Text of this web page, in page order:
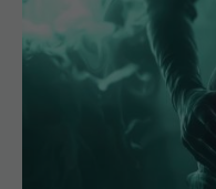
De ce nu ar trebui